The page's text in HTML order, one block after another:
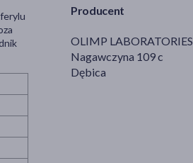
Producent
OLIMP LABORATORIES
Nagawczyna 109 c
Dębica